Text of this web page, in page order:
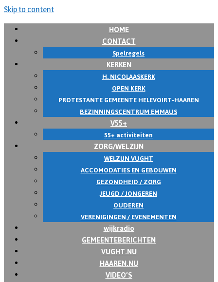
Skip to content
HOME
CONTACT
Spelregels
KERKEN
H. NICOLAASKERK
OPEN KERK
PROTESTANTE GEMEENTE HELEVOIRT-HAAREN
BEZINNINGSCENTRUM EMMAUS
V55+
55+ activiteiten
ZORG/WELZIJN
WELZIJN VUGHT
ACCOMODATIES EN GEBOUWEN
GEZONDHEID / ZORG
JEUGD / JONGEREN
OUDEREN
VERENIGINGEN / EVENEMENTEN
wijkradio
GEMEENTEBERICHTEN
VUGHT.NU
HAAREN.NU
VIDEO’S